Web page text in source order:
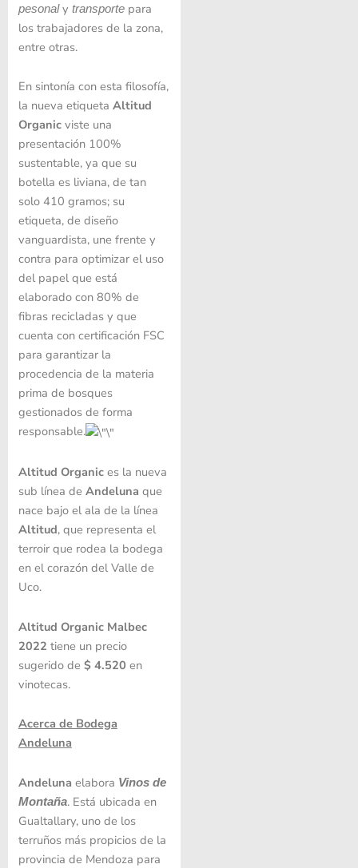
pesonaly transportepara
los trabajadores de la zona,
entre otras.
En sintonía con esta filosofía,
la nueva etiqueta Altitud
Organicviste una
presentación 100%
sustentable, ya que su
botella es liviana, de tan
solo 410 gramos; su
etiqueta, de diseño
vanguardista, une frente y
contra para optimizar el uso
del papel que está
elaborado con 80% de
fibras recicladas y que
cuenta con certificación FSC
para garantizar la
procedencia de la materia
prima de bosques
gestionados de forma
responsable.
Altitud Organices la nueva
sub línea de Andeluna que
nace bajo el ala de la línea
Altitud, que representa el
terroir que rodea la bodega
en el corazón del Valle de
Uco.
Altitud Organic Malbec
2022 tiene un precio
sugerido de $ 4.520 en
vinotecas.
Acerca de Bodega
Andeluna
Andeluna elabora Vinos de
Montaña. Está ubicada en
Gualtallary, uno de los
terruños más propicios de la
provincia de Mendoza para